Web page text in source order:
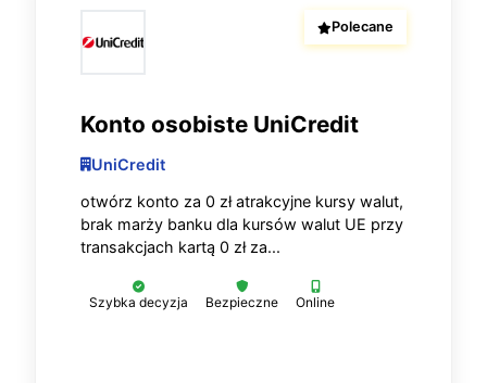
Polecane
Konto osobiste UniCredit
UniCredit
otwórz konto za 0 zł atrakcyjne kursy walut,
brak marży banku dla kursów walut UE przy
transakcjach kartą 0 zł za...
Szybka decyzja Bezpieczne Online